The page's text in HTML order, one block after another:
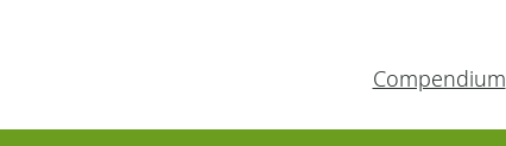
Compendium